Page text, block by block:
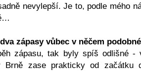
nevylepší. Je to, podle mého
zápasy vůbec v něčem
zápasu, tak byly spíš odlišné -
Brně zase prakticky od začátku